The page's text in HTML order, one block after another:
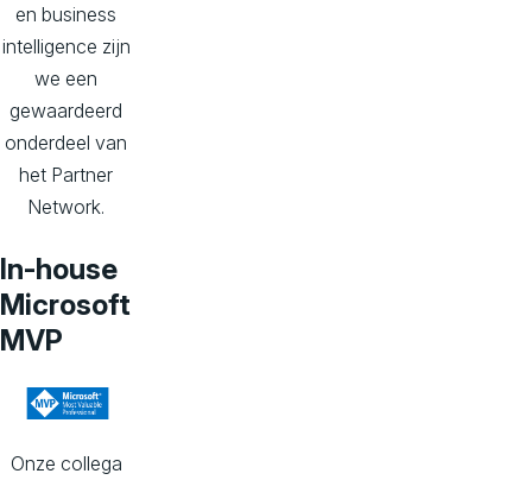
en business
intelligence zijn
we een
gewaardeerd
onderdeel van
het Partner
Network.
In-house
Microsoft
MVP
Onze collega